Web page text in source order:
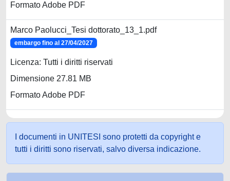
Formato Adobe PDF
Marco Paolucci_Tesi dottorato_13_1.pdf
embargo fino al 27/04/2027
Licenza: Tutti i diritti riservati
Dimensione 27.81 MB
Formato Adobe PDF
I documenti in UNITESI sono protetti da copyright e
tutti i diritti sono riservati, salvo diversa indicazione.